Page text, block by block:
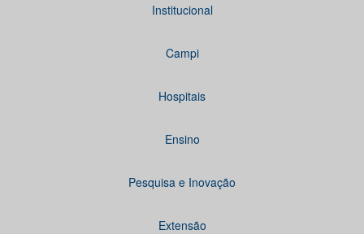
Institucional
Campi
Hospitais
Ensino
Pesquisa e Inovação
Extensão